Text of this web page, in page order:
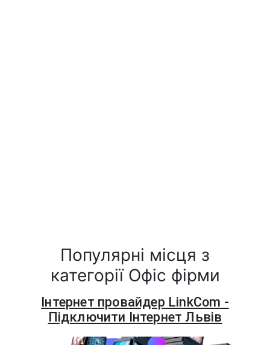
Популярні місця з
категорії Офіс фірми
Інтернет провайдер LinkCom -
Підключити Інтернет Львів